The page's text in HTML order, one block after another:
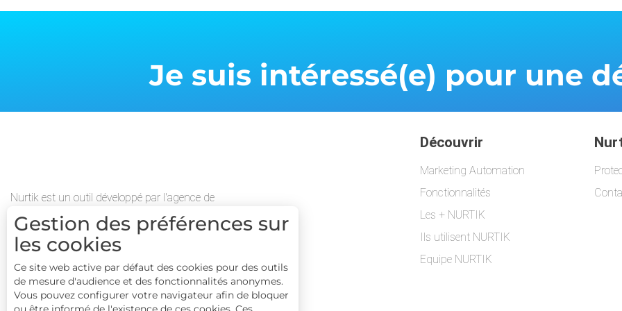
Je suis intéressé(e) pour une
Nurtik est un outil développé par l'agence de
communiction digitale Raccourci Agency
Découvrir
Marketing Automation
Fonctionnalités
Les + NURTIK
Ils utilisent NURTIK
Equipe NURTIK
Gestion des préférences sur
les cookies
Ce site web active par défaut des cookies pour des outils
de mesure d'audience et des fonctionnalités anonymes.
Vous pouvez configurer votre navigateur afin de bloquer